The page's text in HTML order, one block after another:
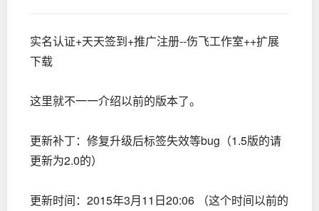
实名认证+天天签到+推广注册--伤飞工作室++扩展
下载
这里就不一一介绍以前的版本了。
更新补丁：修复升级后标签失效等bug（1.5版的请
更新为2.0的）
更新时间：2015年3月11日20:06 （这个时间以前的